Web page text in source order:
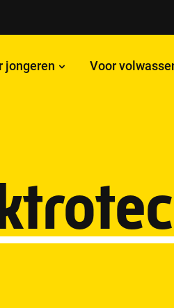
jongeren Voor